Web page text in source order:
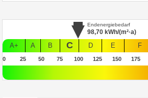
Endenergiebedarf
98,70 kWh/(m²·a)
A+
A B C D E F
0 25 50 75 100 125 150 175